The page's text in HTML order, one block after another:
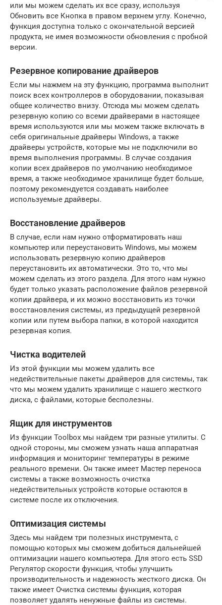
или мы можем сделать их все сразу, используя
Обновить все Кнопка в правом верхнем углу. Конечно,
функция доступна только с окончательной версией
продукта, не имея возможности обновления с пробной
версии.
Резервное копирование драйверов
Если мы нажмем на эту функцию, программа выполнит
поиск всех контроллеров в оборудовании, показывая
общее количество внизу. Отсюда мы можем сделать
резервную копию со всеми драйверами в настоящее
время используются или мы можем также включать в
себя оригинальные драйверы Windows, а также
драйверы устройств, которые мы не подключили во
время выполнения программы. В случае создания
копии всех драйверов по умолчанию необходимое
время, а также необходимое хранилище будет больше,
поэтому рекомендуется создавать наиболее
используемые драйверы.
Восстановление драйверов
В случае, если нам нужно отформатировать наш
компьютер или переустановить Windows, мы можем
использовать резервную копию драйверов
переустановить их автоматически. Это то, что мы
можем сделать из этого раздела. Для этого нам нужно
будет только указать расположение файлов резервной
копии драйвера, и их можно восстановить из точки
восстановления системы, из предыдущей резервной
копии или путем выбора папки, в которой находится
резервная копия.
Чистка водителей
Из этой функции мы можем удалить все
недействительные пакеты драйверов для системы, так
что мы можем удалить хранилище с нашего жесткого
диска, с файлами, которые бесполезны.
Ящик для инструментов
Из функции Toolbox мы найдем три разные утилиты. С
одной стороны, мы сможем узнать наша аппаратная
информация и мониторинг температуры в режиме
реального времени. Он также имеет Мастер переноса
системы а также возможность очистка
недействительных устройств которые остаются в
системе после их отключения.
Оптимизация системы
Здесь мы найдем три полезных инструмента, с
помощью которых мы сможем добиться дальнейшей
оптимизации нашего компьютера. Для этого есть SSD
Регулятор скорости функция, чтобы улучшить
производительность и надежность жесткого диска. Он
также имеет Очистка системы функция, которая
позволяет удалять ненужные файлы из системы.